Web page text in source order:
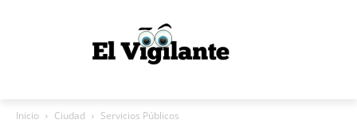
Inicio Ciudad Servicios Públicos